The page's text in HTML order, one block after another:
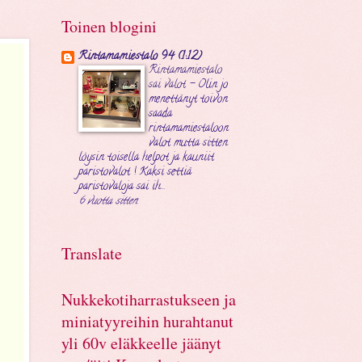
Toinen blogini
Rintamamiestalo 94 (1:12)
Rintamamiestalo
sai valot-Olin jo
menettänyt toivon
saada
rintamamiestaloon
valot mutta sitten
löysin toisella helpot ja kauniit
paristovalot ! Kaksi settiä
paristovaloja sai ih...
6 vuotta sitten
Translate
Nukkekotiharrastukseen ja
miniatyyreihin hurahtanut
yli 60v eläkkeelle jäänyt